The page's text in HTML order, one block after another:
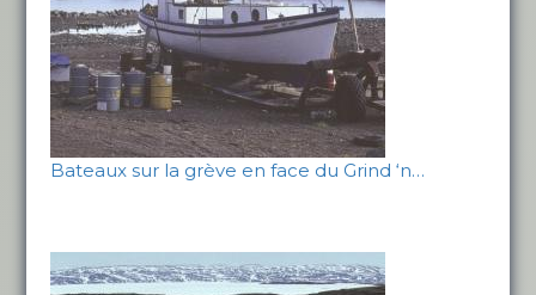
Bateaux sur la grève en face du Grind ‘n…